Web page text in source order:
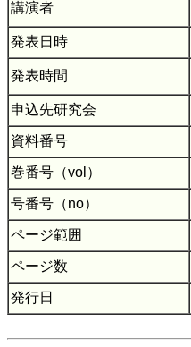
講演者
発表日時
発表時間
申込先研究会
資料番号
巻番号（vol）
号番号（no）
ページ範囲
ページ数
発行日